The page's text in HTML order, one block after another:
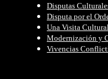
Disputas
Disputa por el
Una Visita
Modernización y
Vivencias